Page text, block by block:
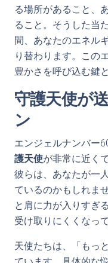
る場所があること、
ること。そうした当
間、あなたのエネル
り替わります。この
豊かさを呼び込む鍵
守護天使が
ン
エンジェルナンバー
護天使が非常に近く
彼らは、あなたが一
ているのかもしれま
と肩に力が入りすぎ
受け取りにくくなっ
天使たちは、「もっ